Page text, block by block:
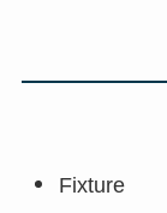
Fixture